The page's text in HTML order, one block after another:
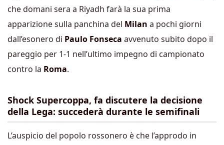
che domani sera a Riyadh farà la sua prima
apparizione sulla panchina del Milan a pochi giorni
dall’esonero di Paulo Fonseca avvenuto subito dopo il
pareggio per 1-1 nell’ultimo impegno di campionato
contro la Roma.
Shock Supercoppa, fa discutere la decisione
della Lega: succederà durante le semifinali
L’auspicio del popolo rossonero è che l’approdo in